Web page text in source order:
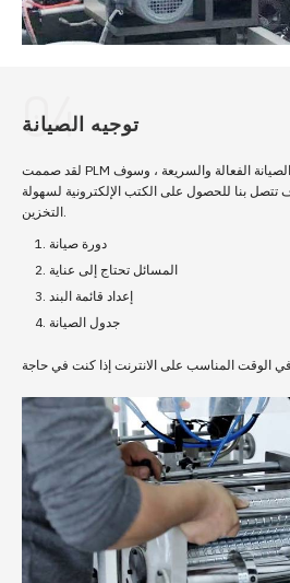
04
توجيه الصيانة
لقد صممت PLM إرشادات صيانة لمساعدتك على الصيانة الفعالة والسريعة ، وسوف
تتصل بنا للحصول على الكتب الإلكترونية لسهولة
دورة صيانة
المسائل تحتاج إلى عناية
إعداد قائمة البند
جدول الصيانة